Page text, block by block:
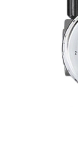
Sisteme combinate &
Tocatoare de crengi
Tractoare si Utilaje
Accesorii utilaje de
Articole de bucatarie
Masini de framantat